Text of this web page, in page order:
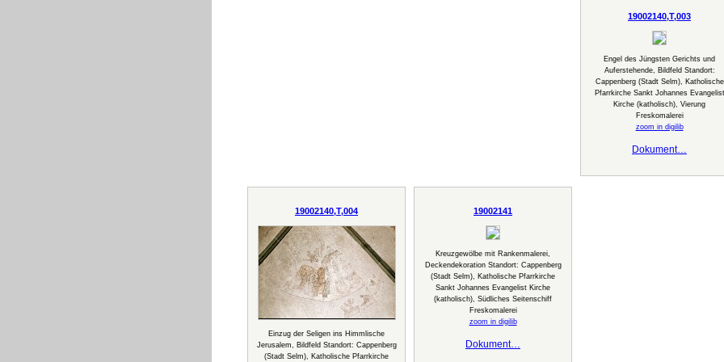
19002140,T,003
Engel des Jüngsten Gerichts und
Auferstehende, Bildfeld Standort:
Cappenberg (Stadt Selm), Katholische
Pfarrkirche Sankt Johannes Evangelist
Kirche (katholisch), Vierung
Freskomalerei
zoom in digilib
Dokument…
19002140,T,004
Einzug der Seligen ins Himmlische
Jerusalem, Bildfeld Standort: Cappenberg
(Stadt Selm), Katholische Pfarrkirche
19002141
Kreuzgewölbe mit Rankenmalerei,
Deckendekoration Standort: Cappenberg
(Stadt Selm), Katholische Pfarrkirche
Sankt Johannes Evangelist Kirche
(katholisch), Südliches Seitenschiff
Freskomalerei
zoom in digilib
Dokument…